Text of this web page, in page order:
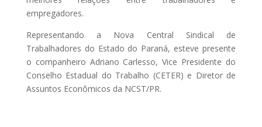
empregadores.
Representando a Nova Central Sindical de
Trabalhadores do Estado do Paraná, esteve presente
o companheiro Adriano Carlesso, Vice Presidente do
Conselho Estadual do Trabalho (CETER) e Diretor de
Assuntos Econômicos da NCST/PR.